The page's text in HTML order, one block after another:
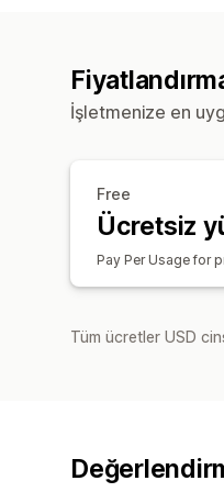
İşletmenize en
Free
Ücretsiz
Pay Per Usage for
Tüm ücretler USD